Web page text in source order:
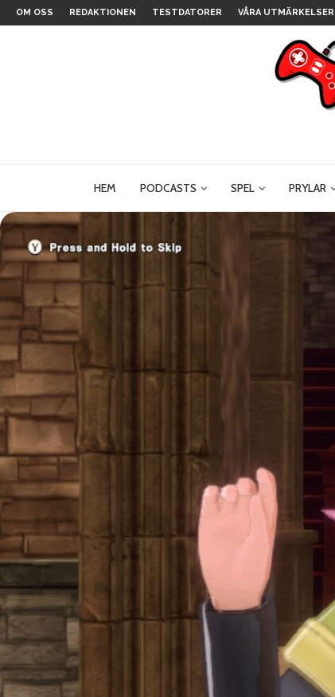
OM OSS REDAKTIONEN TESTDATORER VÅRA UTMÄRKELSER
HEM PODCASTS SPEL PRYLAR